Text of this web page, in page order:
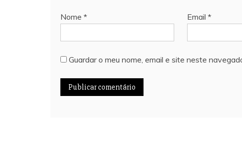
Nome * Email*
Guardar o meu nome, email e site neste